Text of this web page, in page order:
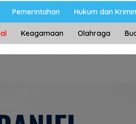
Pemerintahan Hukum dan
Keagamaan Olahraga